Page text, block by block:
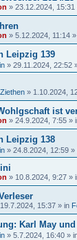
» 23.12.2024, 15:31
» 5.12.2024, 11:14
Leipzig 139
» 29.11.2024, 22:52
» 1.10.2024,
ist
» 24.9.2024, 7:55 »
Leipzig 138
» 24.8.2024, 12:59 »
» 10.8.2024, 9:27 »
19.7.2024, 15:37 » in
Karl May
» 5.7.2024, 16:40 »